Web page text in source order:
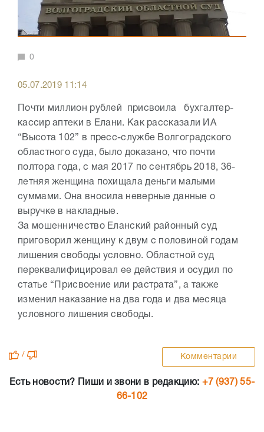
0
05.07.2019 11:14
Почти миллион рублей присвоила бухгалтер-
кассир аптеки в Елани. Как рассказали ИА
“Высота 102” в пресс-службе Волгоградского
областного суда, было доказано, что почти
полтора года, с мая 2017 по сентябрь 2018, 36-
летняя женщина похищала деньги малыми
суммами. Она вносила неверные данные о
выручке в накладные.
За мошенничество Еланский районный суд
приговорил женщину к двум с половиной годам
лишения свободы условно. Областной суд
переквалифицировал ее действия и осудил по
статье “Присвоение или растрата”, а также
изменил наказание на два года и два месяца
условного лишения свободы.
/ Комментарии
Есть новости? Пиши и звони в редакцию: +7 (937) 55-
66-102